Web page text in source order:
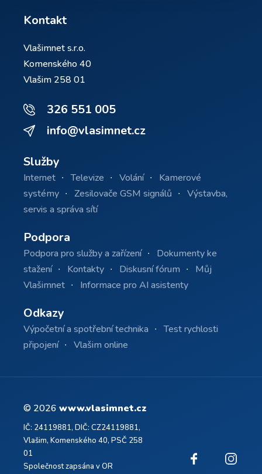
Kontakt
Vlašimnet s.r.o.
Komenského 40
Vlašim 258 01
326 551 005
info@vlasimnet.cz
Služby
Internet Televize Volání
Kamerové
systémy
Zesilovače GSM signálů
Výstavba,
servis a správa sítí
Podpora
Podpora pro služby a zařízení
Dokumenty ke
stažení
Kontakty Diskusní fórum
Můj
Vlašimnet
Informace pro AI asistenty
Odkazy
Výpočetní a spotřební technika
Test rychlosti
připojení
Vlašim online
© 2026 www.vlasimnet.cz
IČ: 24119881, DIČ: CZ24119881,
Vlašim, Komenského 40, PSČ 258
01
Společnost zapsána v OR